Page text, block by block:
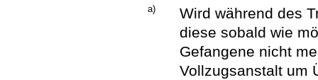
a)
Wird während des
diese sobald wie
Gefangene nicht
Vollzugsanstalt um